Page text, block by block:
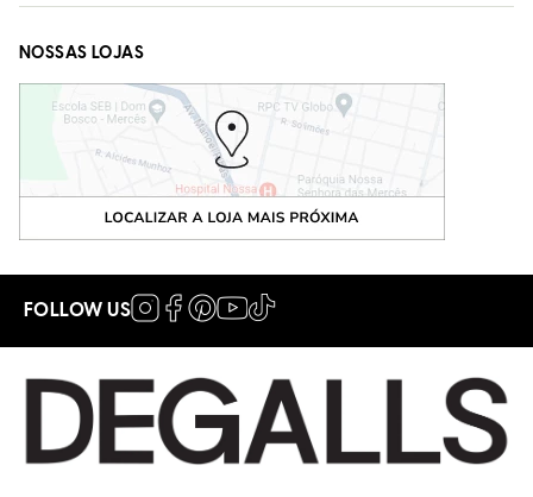
NOSSAS LOJAS
FOLLOW US